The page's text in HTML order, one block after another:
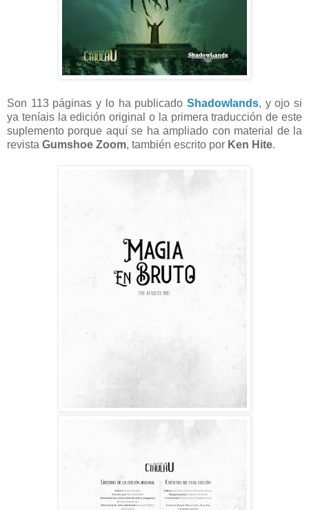
Son 113 páginas y lo ha publicado Shadowlands, y ojo si
ya teníais la edición original o la primera traducción de este
suplemento porque aquí se ha ampliado con material de la
revista Gumshoe Zoom, también escrito por Ken Hite.